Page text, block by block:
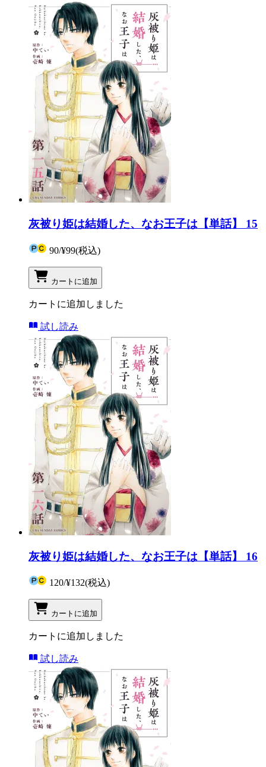
灰被り姫は結婚した、なお王子は【単話】 15
90/¥99(税込)
カートに追加
カートに追加しました
試し読み
灰被り姫は結婚した、なお王子は【単話】 16
120/¥132(税込)
カートに追加
カートに追加しました
試し読み